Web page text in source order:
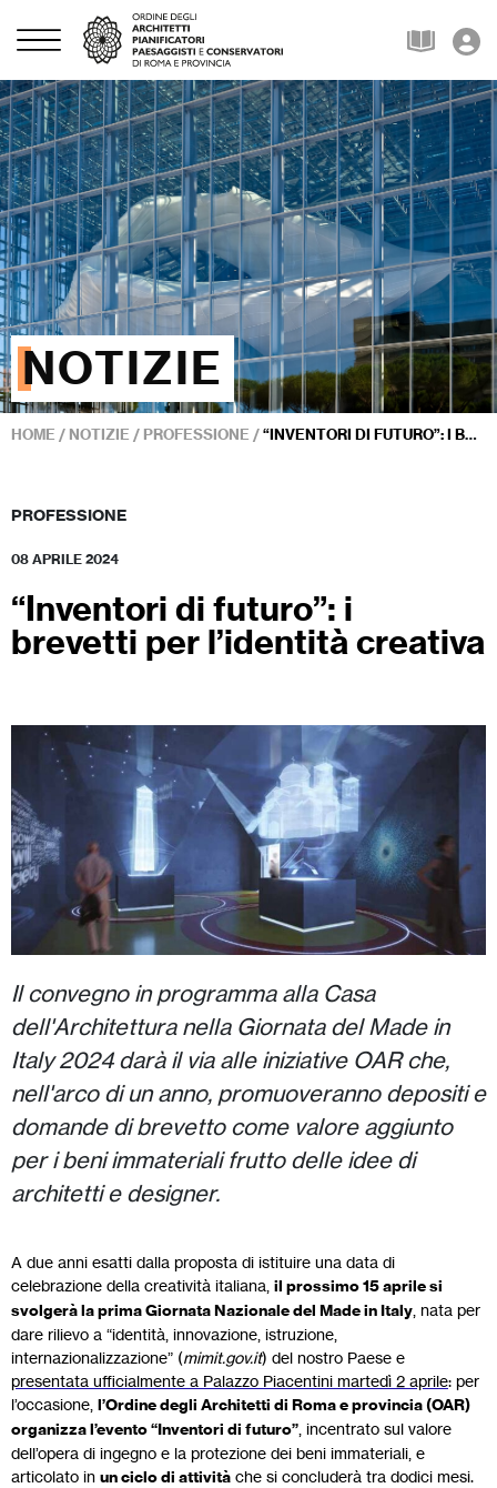
NOTIZIE
HOME / NOTIZIE / PROFESSIONE /“INVENTORI DI FUTURO”: I BREVETTI PER L’IDENTITÀ CREATIVA
PROFESSIONE
08 APRILE 2024
“Inventori di futuro”: i
brevetti per l’identità creativa
Il convegno in programma alla Casa
dell'Architettura nella Giornata del Made in
Italy 2024 darà il via alle iniziative OAR che,
nell'arco di un anno, promuoveranno depositi e
domande di brevetto come valore aggiunto
per i beni immateriali frutto delle idee di
architetti e designer.
A due anni esatti dalla proposta di istituire una data di
celebrazione della creatività italiana, il prossimo 15 aprile si
svolgerà la prima Giornata Nazionale del Made in Italy , nata per
dare rilievo a “identità, innovazione, istruzione,
internazionalizzazione” (mimit.gov.it) del nostro Paese e
presentata ufficialmente a Palazzo Piacentini martedì 2 aprile: per
l’occasione, l’Ordine degli Architetti di Roma e provincia (OAR)
organizza l’evento “Inventori di futuro” , incentrato sul valore
dell’opera di ingegno e la protezione dei beni immateriali, e
articolato in un ciclo di attività che si concluderà tra dodici mesi.